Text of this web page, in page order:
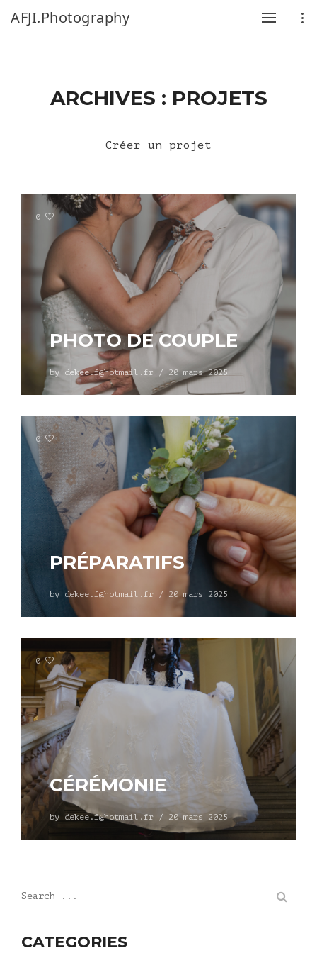
AFJI.Photography
ARCHIVES : PROJETS
Créer un projet
0
PHOTO DE COUPLE
by dekee.f@hotmail.fr / 20 mars 2025
0
PRÉPARATIFS
by dekee.f@hotmail.fr / 20 mars 2025
0
CÉRÉMONIE
by dekee.f@hotmail.fr / 20 mars 2025
Search ...
CATEGORIES